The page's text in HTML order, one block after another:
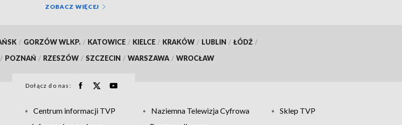
ZOBACZ WIĘCEJ
/ GORZÓW WLKP. / KATOWICE / KIELCE / KRAKÓW / LUBLIN / ŁÓDŹ /
/ POZNAŃ / RZESZÓW / SZCZECIN / WARSZAWA / WROCŁAW
Dołącz do nas:
Centrum informacji TVP Naziemna Telewizja Cyfrowa
Sklep TVP